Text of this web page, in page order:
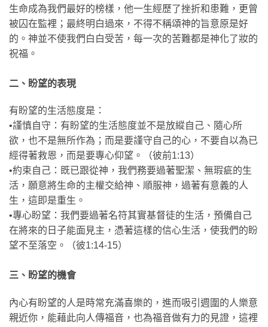
生命成為我們最好的榜樣，他一生經歷了挫折和患難，更曾
被囚在監裡；最終明白過來，不得不稱頌神的旨意原是好
的。神並不使我們白白受苦，每一次的苦難都是神化了妝的
祝福。
二、盼望的表現
有盼望的生活態度是：
•謹慎自守：有盼望的生活態度並不是放縱自己、隨心所
欲，也不是無所作為；而是要謹守自己的心，不要自以為已
經得著救恩，而是要專心仰望。（彼前1:13）
•約束自己：既已跟從神，我們務要過著聖潔、無瑕疵的生
活，願意將生命的主權交給神、順服神，過著有意義的人
生，這即是重生。
•專心盼望：我們要過著名符其實基督徒的生活，預備自己
在將來的日子能面見主，憑著這樣的信心生活，使我們的盼
望不至落空。（彼1:14-15）
三、盼望的機會
內心有盼望的人是時常充滿喜樂的，進而吸引週圍的人樂意
親近你，能藉此向人傳福音，也為福音做有力的見證，這裡